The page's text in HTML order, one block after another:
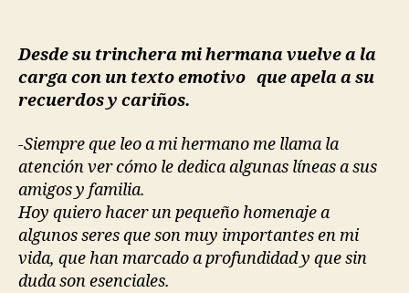
«Patitaonline»
Desde su trinchera mi hermana vuelve a la
carga con un texto emotivo que apela a su
recuerdos y cariños.
-Siempre que leo a mi hermano me llama la
atención ver cómo le dedica algunas líneas a sus
amigos y familia.
Hoy quiero hacer un pequeño homenaje a
algunos seres que son muy importantes en mi
vida, que han marcado a profundidad y que sin
duda son esenciales.